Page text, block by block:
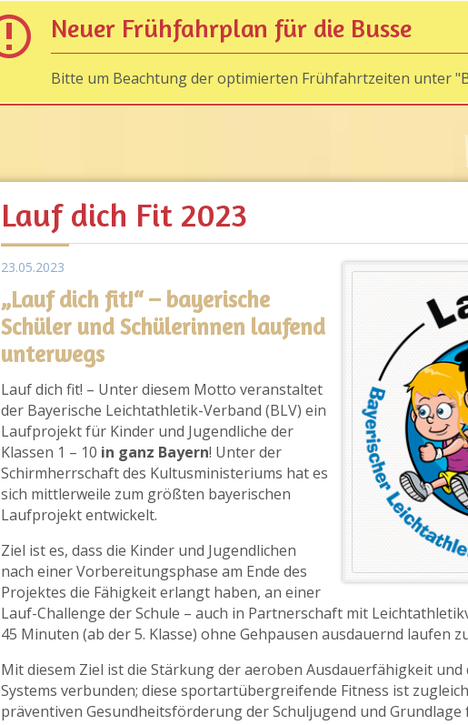
Neuer Frühfahrplan für die Busse
Bitte um Beachtung der optimierten Frühfahrtzeiten unter
Lauf dich Fit 2023
23.05.2023
„Lauf dich fit!“ – bayerische
Schüler und Schülerinnen laufend
unterwegs
Lauf dich fit! – Unter diesem Motto veranstaltet
der Bayerische Leichtathletik-Verband (BLV) ein
Laufprojekt für Kinder und Jugendliche der
Klassen 1 – 10 in ganz Bayern! Unter der
Schirmherrschaft des Kultusministeriums hat es
sich mittlerweile zum größten bayerischen
Laufprojekt entwickelt.
Ziel ist es, dass die Kinder und Jugendlichen
nach einer Vorbereitungsphase am Ende des
Projektes die Fähigkeit erlangt haben, an einer
Lauf-Challenge der Schule – auch in Partnerschaft mit
45 Minuten (ab der 5. Klasse) ohne Gehpausen ausdauernd laufen
Mit diesem Ziel ist die Stärkung der aeroben Ausdauerfähigkeit
Systems verbunden; diese sportartübergreifende Fitness ist
präventiven Gesundheitsförderung der Schuljugend und